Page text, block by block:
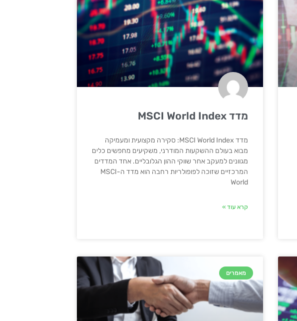
מדד MSCI World Index
מדד MSCI World Index: סקירה מקצועית ומעמיקה
מבוא בעולם ההשקעות המודרני, משקיעים מחפשים כלים
מגוונים למעקב אחר שווקי ההון הגלובליים. אחד המדדים
המרכזיים שזוכה לפופולריות רחבה הוא מדד ה-MSCI
World
קרא עוד »
מאמרים